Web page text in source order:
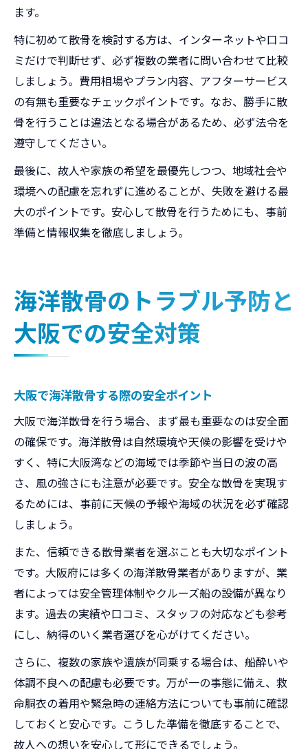
ます。
特に初めて散骨を検討する方は、インターネットや口コ
ミだけで判断せず、必ず複数の業者に問い合わせて比較
しましょう。費用相場やプラン内容、アフターサービス
の有無も重要なチェックポイントです。なお、勝手に散
骨を行うことは違法となる場合があるため、必ず法令を
遵守してください。
最後に、故人や家族の希望を最優先しつつ、地域社会や
環境への配慮を忘れずに進めることが、失敗を避ける最
大のポイントです。安心して散骨を行うためにも、事前
準備と情報収集を徹底しましょう。
海洋散骨のトラブル予防と
大阪での安全対策
大阪で海洋散骨する際の安全ポイント
大阪で海洋散骨を行う場合、まず最も重要なのは安全面
の確保です。海洋散骨は自然環境や天候の影響を受けや
すく、特に大阪湾などの海域では季節や当日の波の高
さ、風の強さにも注意が必要です。安全な散骨を実現す
るためには、事前に天候の予報や海域の状況を必ず確認
しましょう。
また、信頼できる散骨業者を選ぶことも大切なポイント
です。大阪府には多くの海洋散骨業者がありますが、業
者によっては安全管理体制やクルーズ船の設備が異なり
ます。過去の実績や口コミ、スタッフの対応なども参考
にし、納得のいく業者選びを心がけてください。
さらに、複数の家族や遺族が同乗する場合は、船酔いや
体調不良への配慮も必要です。万が一の事態に備え、救
命胴衣の着用や緊急時の連絡方法についても事前に確認
しておくと安心です。こうした準備を徹底することで、
故人への想いを安心して形にできるでしょう。